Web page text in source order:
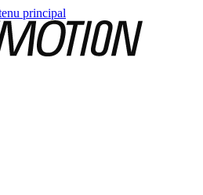
principal